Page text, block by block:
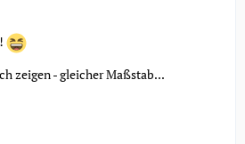
zeigen - gleicher Maßstab...